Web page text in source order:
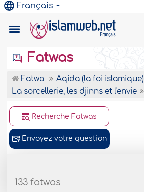
Français
Fatwas
Fatwa
Aqida (la foi islamique)
La sorcellerie, les djinns et l'envie
Recherche Fatwas
Envoyez votre question
133 fatwas